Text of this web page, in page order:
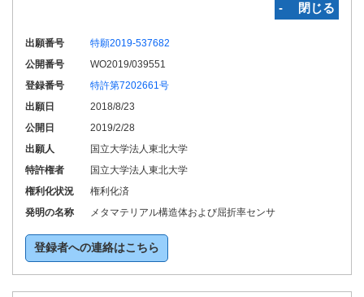
‐ 閉じる
出願番号
特願2019-537682
公開番号
WO2019/039551
登録番号
特許第7202661号
出願日
2018/8/23
公開日
2019/2/28
出願人
国立大学法人東北大学
特許権者
国立大学法人東北大学
権利化状況
権利化済
発明の名称
メタマテリアル構造体および屈折率センサ
登録者への連絡はこちら